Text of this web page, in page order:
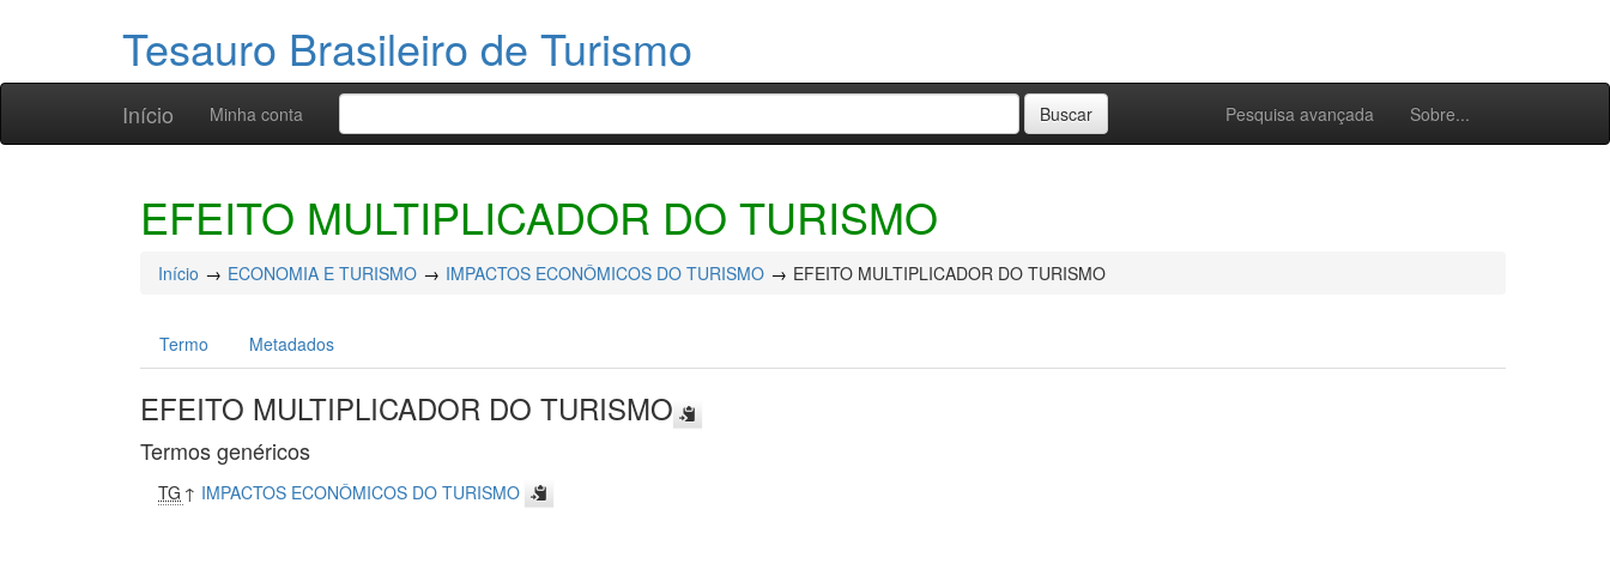
Tesauro Brasileiro de Turismo
Início Pesquisa avançada Sobre...
Minha conta
EFEITO MULTIPLICADOR DO TURISMO
Início ECONOMIA E TURISMO IMPACTOS ECONÔMICOS DO TURISMO EFEITO MULTIPLICADOR DO TURISMO
Termo Metadados
EFEITO MULTIPLICADOR DO TURISMO
Termos genéricos
TG ↑ IMPACTOS ECONÔMICOS DO TURISMO